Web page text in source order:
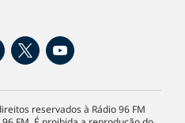
reservados à Rádio 96 FM